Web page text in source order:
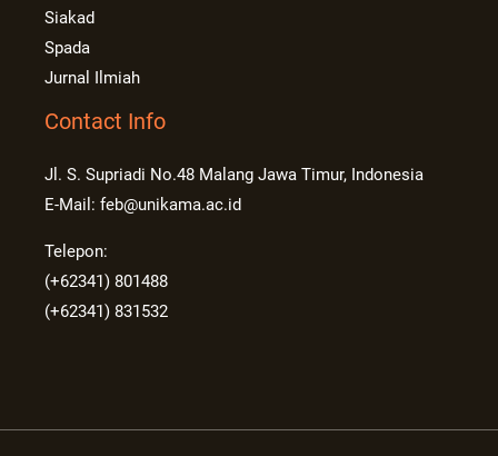
Siakad
Spada
Jurnal Ilmiah
Contact Info
Jl. S. Supriadi No.48 Malang Jawa Timur, Indonesia
E-Mail: feb@unikama.ac.id
Telepon:
(+62341) 801488
(+62341) 831532